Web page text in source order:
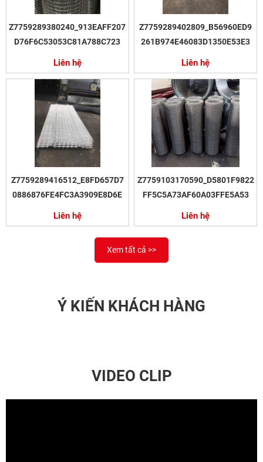
Z7759289380240_913EAFF207
D76F6C53053C81A788C723
Liên hệ
Z7759289402809_B56960ED9
261B974E46083D1350E53E3
Liên hệ
Z7759289416512_E8FD657D7
0886876FE4FC3A3909E8D6E
Liên hệ
Z7759103170590_D5801F9822
FF5C5A73AF60A03FFE5A53
Liên hệ
Xem tất cả >>
Ý KIẾN KHÁCH HÀNG
VIDEO CLIP